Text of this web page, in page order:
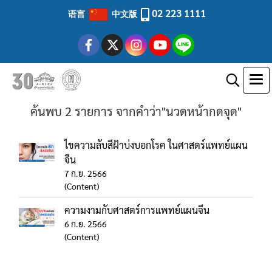
语言 中文版 02 223 1111
ค้นพบ 2 รายการ จากคำว่า"นวดหน้ากดจุด"
ไขความลับสีฝ้าบ่งบอกโรค ในศาสตร์แพทย์แผน
จีน
7 ก.ย. 2566
(Content)
ความงามกับศาสตร์การแพทย์แผนจีน
6 ก.ย. 2566
(Content)